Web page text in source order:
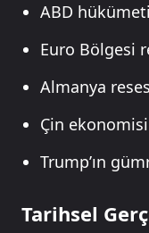
ABD
Euro Bölgesi
Almanya
Çin
Trump’ın
Tarihsel